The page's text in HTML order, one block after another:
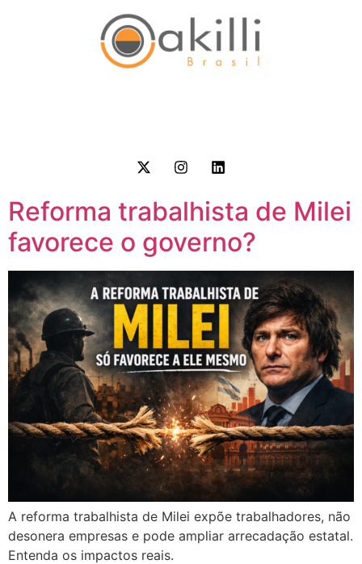
Reforma trabalhista de Milei
favorece o governo?
A reforma trabalhista de Milei expõe trabalhadores, não
desonera empresas e pode ampliar arrecadação estatal.
Entenda os impactos reais.